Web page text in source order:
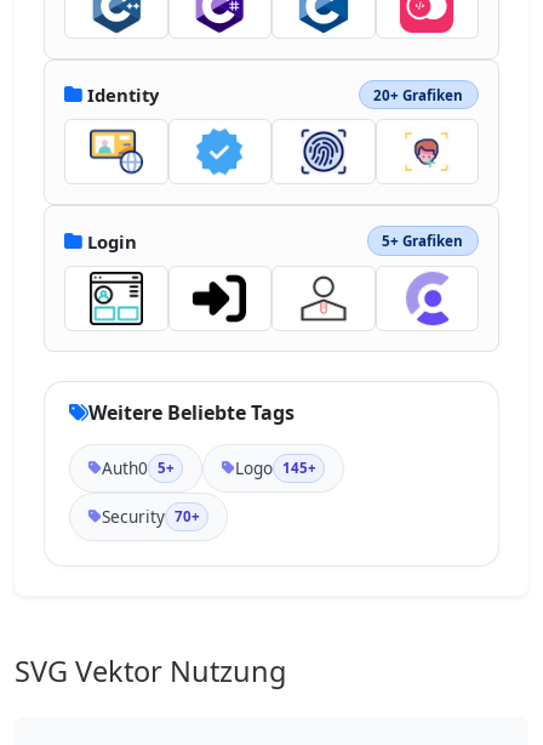
Identity 20+ Grafiken
Login 5+ Grafiken
Weitere Beliebte Tags
Auth0 5+ Logo 145+
Security 70+
SVG Vektor Nutzung